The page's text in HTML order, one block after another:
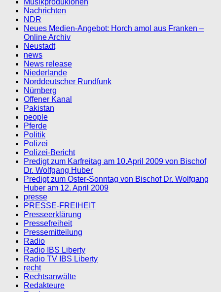
Nachrichten
NDR
Neues Medien-Angebot: Horch amol aus Franken –
Online Archiv
Neustadt
news
News release
Niederlande
Norddeutscher Rundfunk
Nürnberg
Offener Kanal
Pakistan
people
Pferde
Politik
Polizei
Polizei-Bericht
Predigt zum Karfreitag am 10.April 2009 von Bischof
Dr. Wolfgang Huber
Predigt zum Oster-Sonntag von Bischof Dr. Wolfgang
Huber am 12. April 2009
presse
PRESSE-FREIHEIT
Presseerklärung
Pressefreiheit
Pressemitteilung
Radio
Radio IBS Liberty
Radio TV IBS Liberty
recht
Rechtsanwälte
Redakteure